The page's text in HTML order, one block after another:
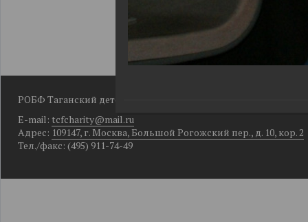
Еще
РОБФ Таганский детский фонд
E-mail: tcfcharity@mail.ru
Адрес: 109147, г. Москва, Большой Рогожский пер., д. 10, кор. 2
Тел./факс: (495) 911-74-49